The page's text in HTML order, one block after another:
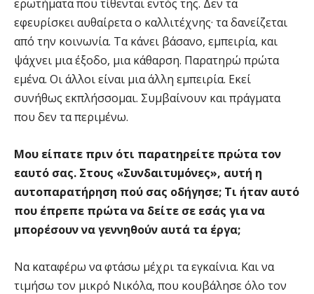
ερωτήματα που τίθενται εντός της. Δεν τα
εφευρίσκει αυθαίρετα ο καλλιτέχνης· τα δανείζεται
από την κοινωνία. Τα κάνει βάσανο, εμπειρία, και
ψάχνει μια έξοδο, μια κάθαρση. Παρατηρώ πρώτα
εμένα. Οι άλλοι είναι μια άλλη εμπειρία. Εκεί
συνήθως εκπλήσσομαι. Συμβαίνουν και πράγματα
που δεν τα περιμένω.
Μου είπατε πριν ότι παρατηρείτε πρώτα τον
εαυτό σας. Στους «Συνδαιτυμόνες», αυτή η
αυτοπαρατήρηση πού σας οδήγησε; Τι ήταν αυτό
που έπρεπε πρώτα να δείτε σε εσάς για να
μπορέσουν να γεννηθούν αυτά τα έργα;
Να καταφέρω να φτάσω μέχρι τα εγκαίνια. Και να
τιμήσω τον μικρό Νικόλα, που κουβάλησε όλο τον